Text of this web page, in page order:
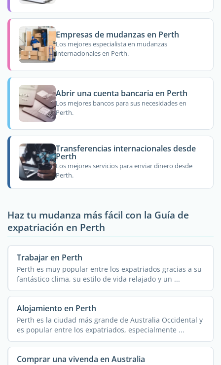
Empresas de mudanzas en Perth
Los mejores especialista en mudanzas
internacionales en Perth.
Abrir una cuenta bancaria en Perth
Los mejores bancos para sus necesidades en
Perth.
Transferencias internacionales desde
Perth
Los mejores servicios para enviar dinero desde
Perth.
Haz tu mudanza más fácil con la Guía de
expatriación en Perth
Trabajar en Perth
Perth es muy popular entre los expatriados gracias a su
fantástico clima, su estilo de vida relajado y un ...
Alojamiento en Perth
Perth es la ciudad más grande de Australia Occidental y
es popular entre los expatriados, especialmente ...
Comprar una vivenda en Australia